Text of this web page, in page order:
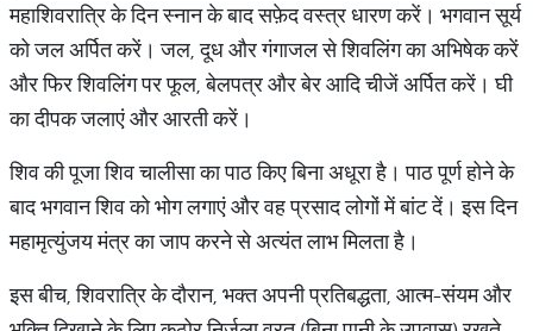
महाशिवरात्रि के दिन स्नान के बाद सफ़ेद वस्त्र धारण करें। भगवान सूर्य
को जल अर्पित करें। जल, दूध और गंगाजल से शिवलिंग का अभिषेक करें
और फिर शिवलिंग पर फूल, बेलपत्र और बेर आदि चीजें अर्पित करें। घी
का दीपक जलाएं और आरती करें।
शिव की पूजा शिव चालीसा का पाठ किए बिना अधूरा है। पाठ पूर्ण होने के
बाद भगवान शिव को भोग लगाएं और वह प्रसाद लोगों में बांट दें। इस दिन
महामृत्युंजय मंत्र का जाप करने से अत्यंत लाभ मिलता है।
इस बीच, शिवरात्रि के दौरान, भक्त अपनी प्रतिबद्धता, आत्म-संयम और